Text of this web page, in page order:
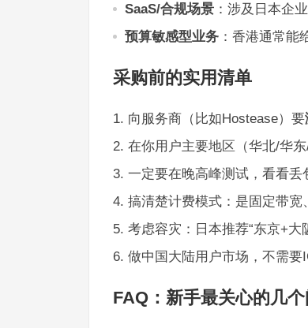
SaaS/合规场景 ：涉及日本企
预算敏感型业务 ：香港通常能
采购前的实用清单
向服务商（比如Hostease）要
在你用户主要地区（华北/华
一定要在晚高峰测试，看看丢
搞清楚计费模式：是固定带宽
考虑容灾：日本推荐“东京+大
做中国大陆用户市场，不需要
FAQ：新手最关心的几